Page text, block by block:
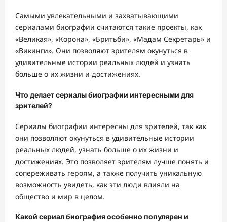
Самыми увлекательными и захватывающими
сериалами биографии считаются такие проекты, как
«Великая», «Корона», «Бритьби», «Мадам Секретарь» и
«Викинги». Они позволяют зрителям окунуться в
удивительные истории реальных людей и узнать
больше о их жизни и достижениях.
Что делает сериалы биографии интересными для
зрителей?
Сериалы биографии интересны для зрителей, так как
они позволяют окунуться в удивительные истории
реальных людей, узнать больше о их жизни и
достижениях. Это позволяет зрителям лучше понять и
сопереживать героям, а также получить уникальную
возможность увидеть, как эти люди влияли на
общество и мир в целом.
Какой сериал биография особенно популярен и